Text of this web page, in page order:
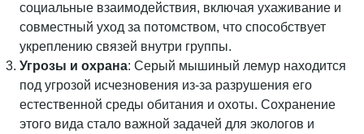
социальные взаимодействия, включая ухаживание и
совместный уход за потомством, что способствует
укреплению связей внутри группы.
Угрозы и охрана: Серый мышиный лемур находится
под угрозой исчезновения из-за разрушения его
естественной среды обитания и охоты. Сохранение
этого вида стало важной задачей для экологов и